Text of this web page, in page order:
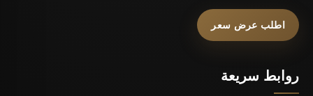
اطلب عرض سعر
روابط سريعة